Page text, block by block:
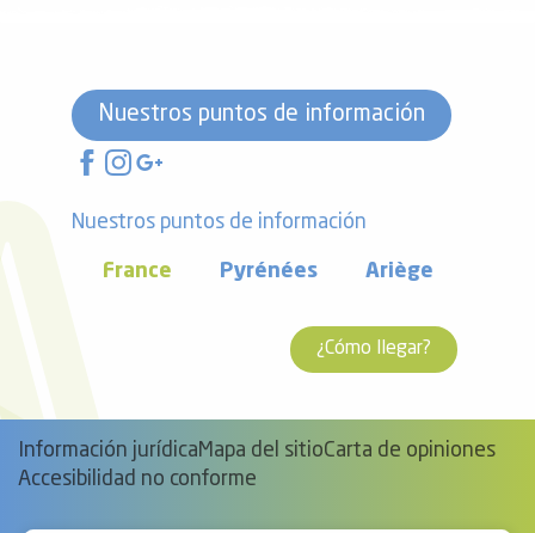
Nuestros puntos de información
Nuestros puntos de información
France Pyrénées Ariège
¿Cómo llegar?
Información jurídicaMapa del sitioCarta de opiniones
Accesibilidad no conforme